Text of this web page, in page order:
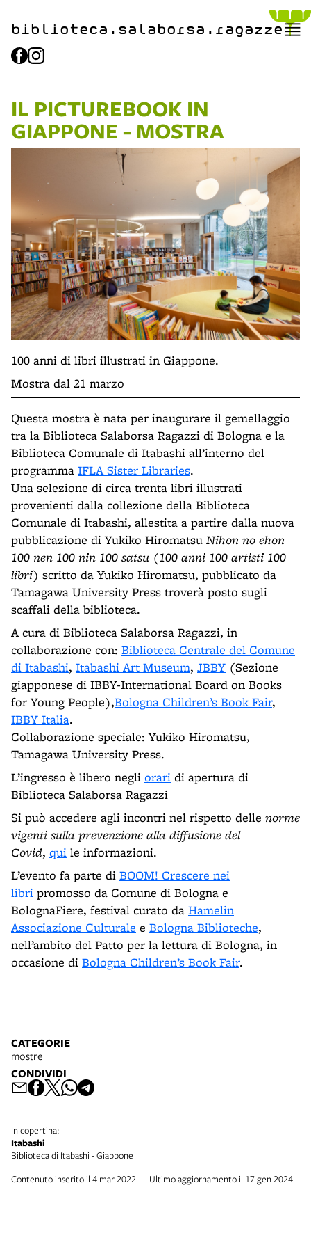
biblioteca.​salaborsa.ragazze
IL PICTUREBOOK IN
GIAPPONE - MOSTRA
100 anni di libri illustrati in Giappone.
Mostra dal 21 marzo
Questa mostra è nata per inaugurare il gemellaggio
tra la Biblioteca Salaborsa Ragazzi di Bologna e la
Biblioteca Comunale di Itabashi all’interno del
programma IFLA Sister Libraries.
Una selezione di circa trenta libri illustrati
provenienti dalla collezione della Biblioteca
Comunale di Itabashi, allestita a partire dalla nuova
pubblicazione di Yukiko Hiromatsu Nihon no ehon
100 nen 100 nin 100 satsu (100 anni 100 artisti 100
libri) scritto da Yukiko Hiromatsu, pubblicato da
Tamagawa University Press troverà posto sugli
scaffali della biblioteca.
A cura di Biblioteca Salaborsa Ragazzi, in
collaborazione con: Biblioteca Centrale del Comune
di Itabashi, Itabashi Art Museum, JBBY (Sezione
giapponese di IBBY-International Board on Books
for Young People),Bologna Children’s Book Fair,
IBBY Italia.
Collaborazione speciale: Yukiko Hiromatsu,
Tamagawa University Press.
L’ingresso è libero negli orari di apertura di
Biblioteca Salaborsa Ragazzi
Si può accedere agli incontri nel rispetto delle norme
vigenti sulla prevenzione alla diffusione del
Covid, qui le informazioni.
L’evento fa parte di BOOM! Crescere nei
libri promosso da Comune di Bologna e
BolognaFiere, festival curato da Hamelin
Associazione Culturale e Bologna Biblioteche,
nell’ambito del Patto per la lettura di Bologna, in
occasione di Bologna Children’s Book Fair.
CATEGORIE
mostre
CONDIVIDI
In copertina:
Itabashi
Biblioteca di Itabashi - Giappone
Contenuto inserito il 4 mar 2022 — Ultimo aggiornamento il 17 gen 2024